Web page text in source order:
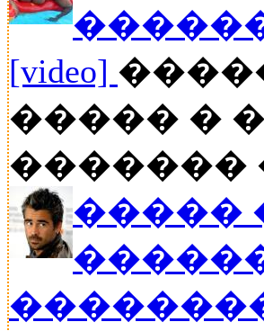
[video]
����� �
�������
�����